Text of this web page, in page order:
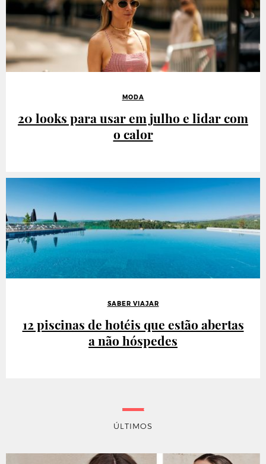
MODA
20 looks para usar em julho e lidar com
o calor
SABER VIAJAR
12 piscinas de hotéis que estão abertas
a não hóspedes
ÚLTIMOS